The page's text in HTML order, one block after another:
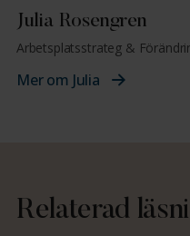
Julia Rosengren
Arbetsplatsstrateg &
Mer om Julia
Relaterad